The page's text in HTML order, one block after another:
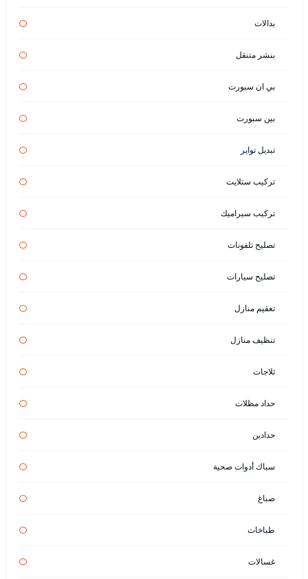
بدالات
بنشر متنقل
بي ان سبورت
بين سبورت
تبديل تواير
تركيب ستلايت
تركيب سيراميك
تصليح تلفونات
تصليح سيارات
تعقيم منازل
تنظيف منازل
ثلاجات
حداد مظلات
حدادين
سباك أدوات صحية
صباغ
طباخات
غسالات